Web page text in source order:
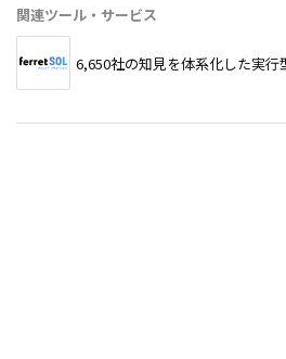
関連ツール・サービス
6,650社の知見を体系化した実行